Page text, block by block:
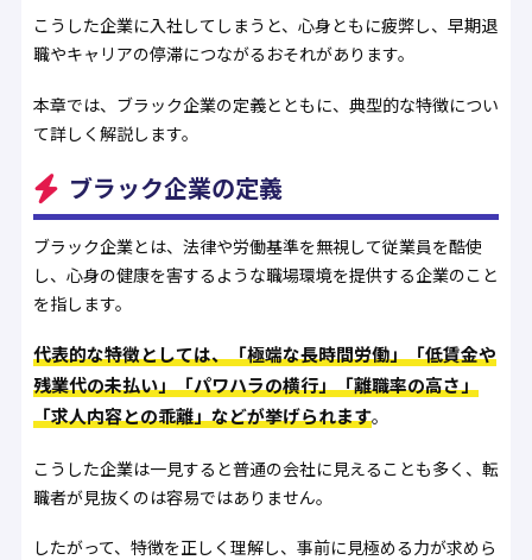
こうした企業に入社してしまうと、心身ともに疲弊し、早期退
職やキャリアの停滞につながるおそれがあります。
本章では、ブラック企業の定義とともに、典型的な特徴につい
て詳しく解説します。
ブラック企業の定義
ブラック企業とは、法律や労働基準を無視して従業員を酷使
し、心身の健康を害するような職場環境を提供する企業のこと
を指します。
代表的な特徴としては、「極端な長時間労働」「低賃金や
残業代の未払い」「パワハラの横行」「離職率の高さ」
「求人内容との乖離」などが挙げられます。
こうした企業は一見すると普通の会社に見えることも多く、転
職者が見抜くのは容易ではありません。
したがって、特徴を正しく理解し、事前に見極める力が求めら